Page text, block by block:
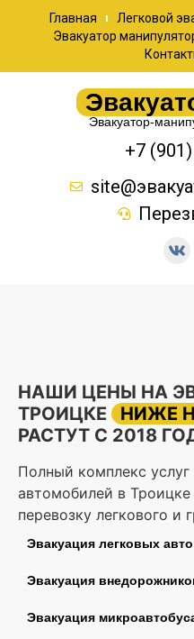
Главная Легковой
Эвакуатор
Эвакуатор-
+7
НАШИ ЦЕНЫ НА
ТРОИЦКЕ
НИЖЕ
РАСТУТ С 2018
Полный комплекс услуг
автомобилей в
перевозку легкового и
Эвакуация легковых авто
Эвакуация
Эвакуация